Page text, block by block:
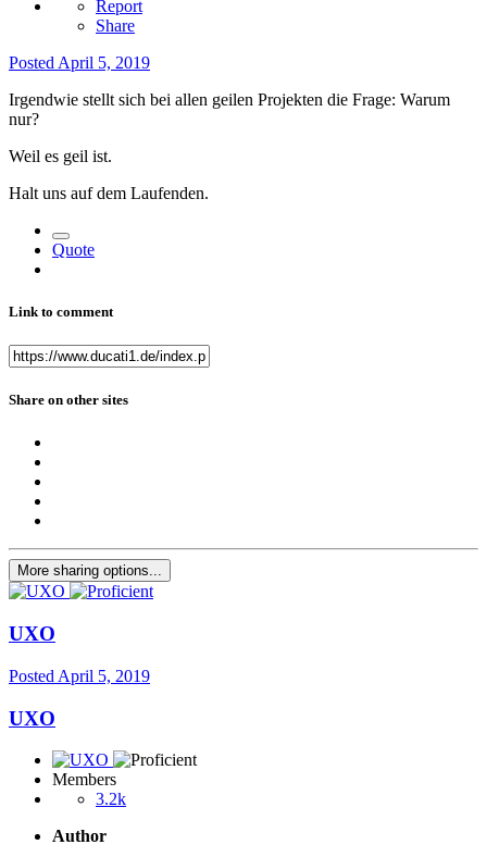
Report
Share
Posted April 5, 2019
Irgendwie stellt sich bei allen geilen Projekten die Frage: Warum
nur?
Weil es geil ist.
Halt uns auf dem Laufenden.
Quote
Link to comment
Share on other sites
More sharing options...
UXO
Posted April 5, 2019
UXO
Members
3.2k
Author